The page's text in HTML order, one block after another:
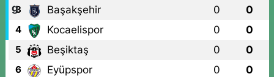
3 Başakşehir 0 0
4 Kocaelispor 0 0
5 Beşiktaş 0 0
6 Eyüpspor 0 0